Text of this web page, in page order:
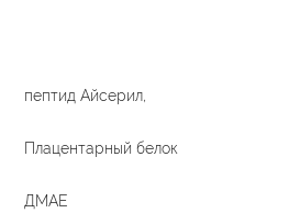
пептид Айсерил,
Плацентарный белок
ДМАЕ